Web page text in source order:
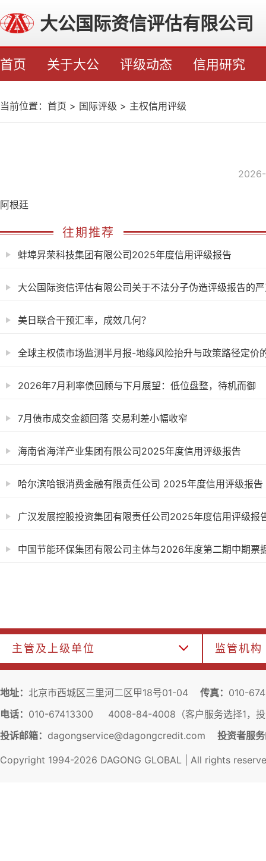
大公国际资信评估有限公司
首页 关于大公 评级动态 信用研究
当前位置： 首页 > 国际评级 > 主权信用评级
阿根廷
往期推荐
蚌埠昇荣科技集团有限公司2025年度信用评级报告
大公国际资信评估有限公司关于不法分子伪造评级报告的
美日联合干预汇率，成效几何？
全球主权债市场监测半月报-地缘风险抬升与政策路径定价
2026年7月利率债回顾与下月展望：低位盘整，待机而御
7月债市成交金额回落 交易利差小幅收窄
海南省海洋产业集团有限公司2025年度信用评级报告
哈尔滨哈银消费金融有限责任公司 2025年度信用评级报告
广汉发展控股投资集团有限责任公司2025年度信用评级报
中国节能环保集团有限公司主体与2026年度第二期中期票
主管及上级单位 监管机构
地址： 北京市西城区三里河二区甲18号01-04 传真： 010-
电话： 010-67413300 4008-84-4008（客户服务选择1，投
投诉邮箱： dagongservice@dagongcredit.com 投资者服
Copyright 1994-2026 DAGONG GLOBAL | All rights